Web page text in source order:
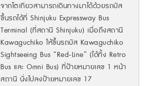
จากโตเกียวสามารถเดินทางมาได้ด้วยรถบัส
ขึ้นรถได้ที่ Shinjuku Expressway Bus
Terminal (ที่สถานี Shinjuku) เมื่อถึงสถานี
Kawaguchiko ให้ขึ้นรถบัส Kawaguchiko
Sightseeing Bus “Red-Line” (ได้ทั้ง Retro
Bus และ Omni Bus) ที่ป้ายหมายเลข 1 หน้า
สถานี นั่งไปลงป้ายหมายเลข 17